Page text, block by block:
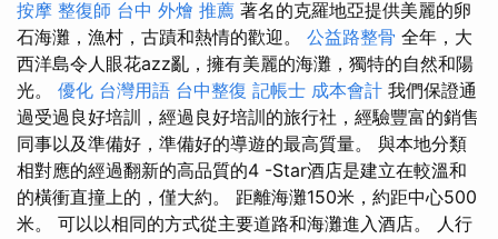
按摩 整復師 台中 外燴 推薦 著名的克羅地亞提供美麗的卵
石海灘，漁村，古蹟和熱情的歡迎。 公益路整骨 全年，大
西洋島令人眼花azz亂，擁有美麗的海灘，獨特的自然和陽
光。 優化 台灣用語 台中整復 記帳士 成本會計 我們保證通
過受過良好培訓，經過良好培訓的旅行社，經驗豐富的銷售
同事以及準備好，準備好的導遊的最高質量。 與本地分類
相對應的經過翻新的高品質的4 -Star酒店是建立在較溫和
的橫衝直撞上的，僅大約。 距離海灘150米，約距中心500
米。 可以以相同的方式從主要道路和海灘進入酒店。 人行